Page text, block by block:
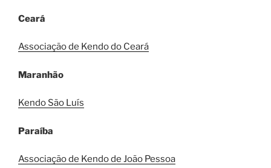
Ceará
Associação de Kendo do Ceará
Maranhão
Kendo São Luís
Paraíba
Associação de Kendo de João Pessoa